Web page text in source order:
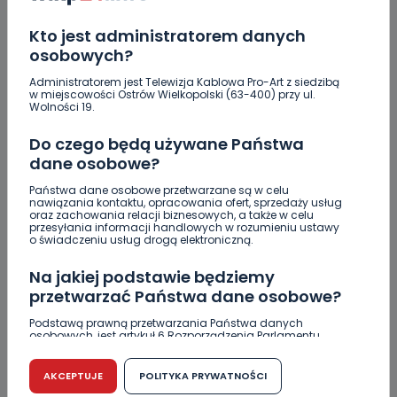
Kto jest administratorem danych
osobowych?
Administratorem jest Telewizja Kablowa Pro-Art z siedzibą
w miejscowości Ostrów Wielkopolski (63-400) przy ul.
Wolności 19.
Do czego będą używane Państwa
dane osobowe?
Państwa dane osobowe przetwarzane są w celu
nawiązania kontaktu, opracowania ofert, sprzedaży usług
oraz zachowania relacji biznesowych, a także w celu
przesyłania informacji handlowych w rozumieniu ustawy
o świadczeniu usług drogą elektroniczną.
Na jakiej podstawie będziemy
przetwarzać Państwa dane osobowe?
Podstawą prawną przetwarzania Państwa danych
osobowych, jest artykuł 6 Rozporządzenia Parlamentu
r. w sprawie ochrony osób fizycznych w związku z
przetwarzaniem danych osobowych w sprawie
swobodnego przepływu takich danych oraz uchylenia
AKCEPTUJE POLITYKA PRYWATNOŚCI
przetargu, a kto próbował wrócić do gry?
Czy aquapark w Ostrowie powinien powstać?
Rozpoczęły się konsultacje
"Łącznik" w remoncie. Urząd miejski będzie
Ile jest klimy w szpitalu? Sprawdzamy w regionie
Więcej pieniędzy dla OSP w gminie Ostrów.
Skomentuj ten wpis jako pierwszy!
DOŁĄCZ DO DYSKUSJI